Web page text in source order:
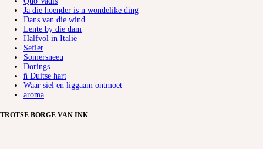
Ja die hoender is n wondelike ding
Dans van die wind
Lente by die dam
Halfvol in Italië
Sefier
Somersneeu
Dorings
ñ Duitse hart
Waar siel en liggaam ontmoet
aroma
TROTSE BORGE VAN INK